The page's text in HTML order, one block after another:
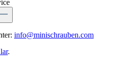
info@minischrauben.com
.